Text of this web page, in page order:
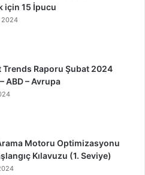
için 15 İpucu
2024
Trends Raporu Şubat 2024
ABD – Avrupa
Motoru Optimizasyonu
Kılavuzu (1. Seviye)